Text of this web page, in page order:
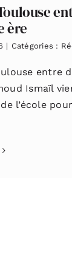
ère
| Catégories :
entre
Ismaïl
l’école